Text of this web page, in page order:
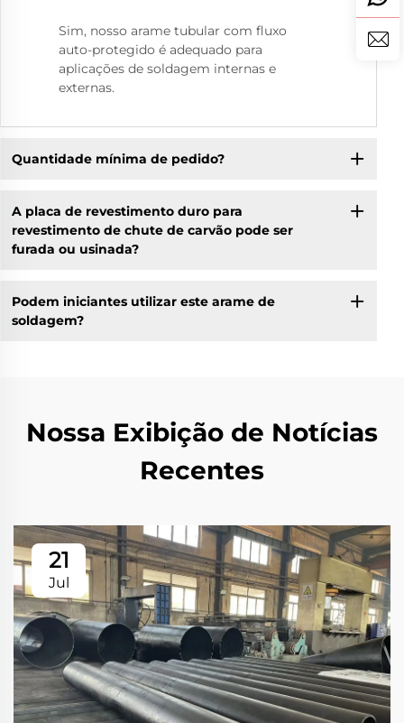
Sim, nosso arame tubular com fluxo
auto-protegido é adequado para
aplicações de soldagem internas e
externas.
Quantidade mínima de pedido?
A placa de revestimento duro para
revestimento de chute de carvão pode ser
furada ou usinada?
Podem iniciantes utilizar este arame de
soldagem?
Nossa Exibição de Notícias
Recentes
21
Jul